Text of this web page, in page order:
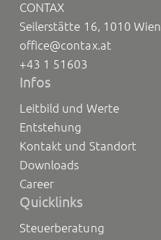
CONTAX
Seilerstätte 16, 1010 Wien
office@contax.at
+43 1 51603
Infos
Leitbild und Werte
Entstehung
Kontakt und Standort
Downloads
Career
Quicklinks
Steuerberatung